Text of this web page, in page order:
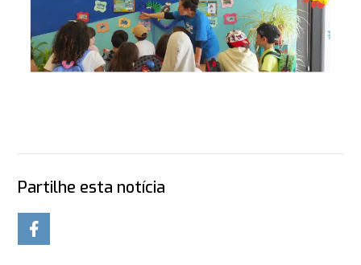
Partilhe esta notícia